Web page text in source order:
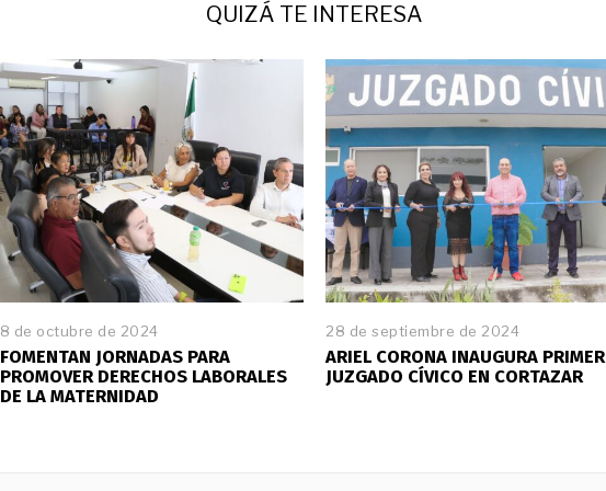
QUIZÁ TE INTERESA
8 de octubre de 2024
FOMENTAN JORNADAS PARA
PROMOVER DERECHOS LABORALES
DE LA MATERNIDAD
28 de septiembre de 2024
ARIEL CORONA INAUGURA PRIMER
JUZGADO CÍVICO EN CORTAZAR